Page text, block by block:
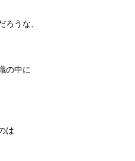
ろうな、
の中に
は